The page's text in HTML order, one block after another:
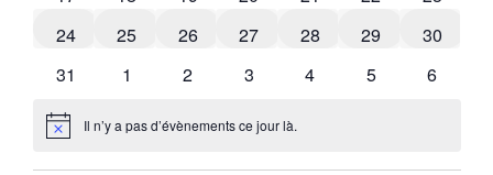
0 évènements
24 0 évènements
25 0 évènements
26 0 évènements
27 0 évènements
28 0 évènements
29 0
30
1 évènement
31 0 évènements
1 0 évènements
2 0 évènements
3 0 évènements
4 1 évènement
5 0
6
Notice Il n’y a pas d’évènements ce jour là.